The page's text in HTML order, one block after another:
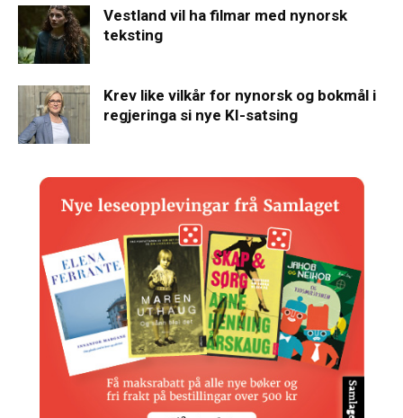
Vestland vil ha filmar med nynorsk
teksting
Krev like vilkår for nynorsk og bokmål i
regjeringa si nye KI-satsing